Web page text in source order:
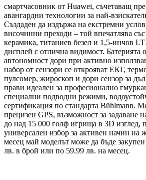
смартчасовник от Huawei, съчетаващ
авангардни технологии за най-
Създаден да издържа на екстремни
височинни преходи – той впечатлява
керамика, титаниев безел и 1,5-инчов
дисплей с отлична видимост. Батерията
автономност дори при активно
набор от сензори се открояват ЕКГ,
пулсомер, жироскоп и дори сензор за
прави идеален за професионално
специални подводни режими,
сертификация по стандарта Bühlmann.
прецизен GPS, възможност за задаване
до над 15 000 голф игрища в 3D изглед,
универсален избор за активен начин на
месец май моделът може да бъде
лв. в брой или по 59.99 лв. на месец.